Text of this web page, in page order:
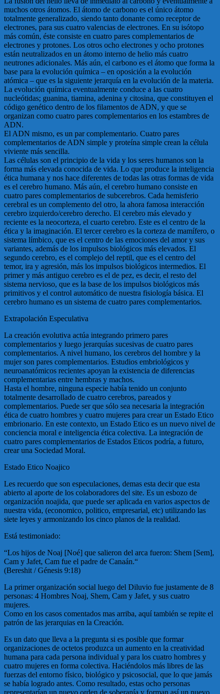
muchos otros átomos. El átomo de carbono es el único átomo
totalmente generalizado, siendo tanto donante como receptor de
electrones, para sus cuatro valencias de electrones. En su isótopo
más común, éste consiste en cuatro pares complementarios de
electrones y protones. Los otros ocho electrones y ocho protones
están neutralizados en un átomo interno de helio más cuatro
neutrones adicionales. Más aún, el carbono es el átomo que forma la
base para la evolución química – en oposición a la evolución
atómica – que es la siguiente jerarquía en la evolución de la materia.
La evolución química eventualmente conduce a las cuatro
nucleótidas; guanina, tiamina, adenina y citosina, que constituyen el
código genético dentro de los filamentos de ADN, y que se
organizan como cuatro pares complementarios en los estambres de
ADN.
El ADN mismo, es un par complementario. Cuatro pares
complementarios de ADN simple y proteína simple crean la célula
viviente más sencilla.
Las células son el principio de la vida y los seres humanos son la
forma más elevada conocida de vida. Lo que produce la inteligencia
ética humana y nos hace diferentes de todas las otras formas de vida
es el cerebro humano. Más aún, el cerebro humano consiste en
cuatro pares complementarios de subcerebros. Cada hemisferio
cerebral es un complemento del otro, la ahora famosa interacción
cerebro izquierdo/cerebro derecho. El cerebro más elevado y
reciente es la neocorteza, el cuarto cerebro. Este es el centro de la
ética y la imaginación. El tercer cerebro es la corteza de mamífero, o
sistema límbico, que es el centro de las emociones del amor y sus
variantes, además de los impulsos biológicos más elevados. El
segundo cerebro, es el complejo del reptil, que es el centro del
temor, ira y agresión, más los impulsos biológicos intermedios. El
primer y más antiguo cerebro es el de pez, es decir, el resto del
sistema nervioso, que es la base de los impulsos biológicos más
primitivos y el control automático de nuestra fisiología básica. El
cerebro humano es un sistema de cuatro pares complementarios.
Extrapolación Especulativa
La creación evolutiva actúa integrando primero pares
complementarios y luego jerarquías sucesivas de cuatro pares
complementarios. A nivel humano, los cerebros del hombre y la
mujer son pares complementarios. Estudios embriológicos y
neuroanatómicos recientes apoyan la existencia de diferencias
complementarias entre hembras y machos.
Hasta el hombre, ninguna especie había tenido un conjunto
totalmente desarrollado de cuatro cerebros, pareados y
complementarios. Puede ser que sólo sea necesaria la integración
ética de cuatro hombres y cuatro mujeres para crear un Estado Etico
embrionario. En este contexto, un Estado Etico es un nuevo nivel de
conciencia moral e inteligencia ética colectiva. La integración de
cuatro pares complementarios de Estados Eticos podría, a futuro,
crear una Sociedad Moral.
Estado Etico Noajico
Les recuerdo que son especulaciones, demas esta decir que esta
abierto al aporte de los colaboradores del site. Es un esbozo de
organización noajida, que puede ser aplicada en varios aspectos de
nuestra vida, (economico, politico, empresarial, etc) utilizando las
siete leyes y armonizando los cinco planos de la realidad.
Está testimoniado:
“Los hijos de Noaj [Noé] que salieron del arca fueron: Shem [Sem],
Cam y Jafet, Cam fue el padre de Canaán.“
(Bereshit / Génesis 9:18)
La primer organización social luego del Diluvio fue justamente de 8
personas: 4 Hombres Noaj, Shem, Cam y Jafet, y sus cuatro
mujeres.
Como en los casos comentados mas arriba, aquí también se repite el
patrón de las jerarquias en la Creación.
Es un dato que lleva a la pregunta si es posible que formar
organizaciones de octetos produzca un aumento en la creatividad
humana para cada persona individual y para los cuatro hombres y
cuatro mujeres en forma colectiva. Haciéndolos más libres de las
fuerzas del entorno físico, biológico y psicosocial, que lo que jamás
se había logrado antes. Como resultado, estas ocho personas
representarían un nuevo orden de soberanía y forman así un nuevo